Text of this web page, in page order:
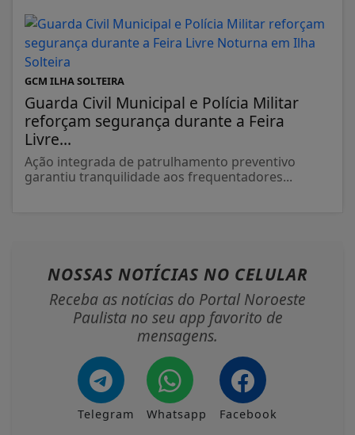
GCM ILHA SOLTEIRA
Guarda Civil Municipal e Polícia Militar
reforçam segurança durante a Feira
Livre...
Ação integrada de patrulhamento preventivo
garantiu tranquilidade aos frequentadores...
NOSSAS NOTÍCIAS NO CELULAR
Receba as notícias do Portal Noroeste
Paulista no seu app favorito de
mensagens.
Telegram Whatsapp Facebook